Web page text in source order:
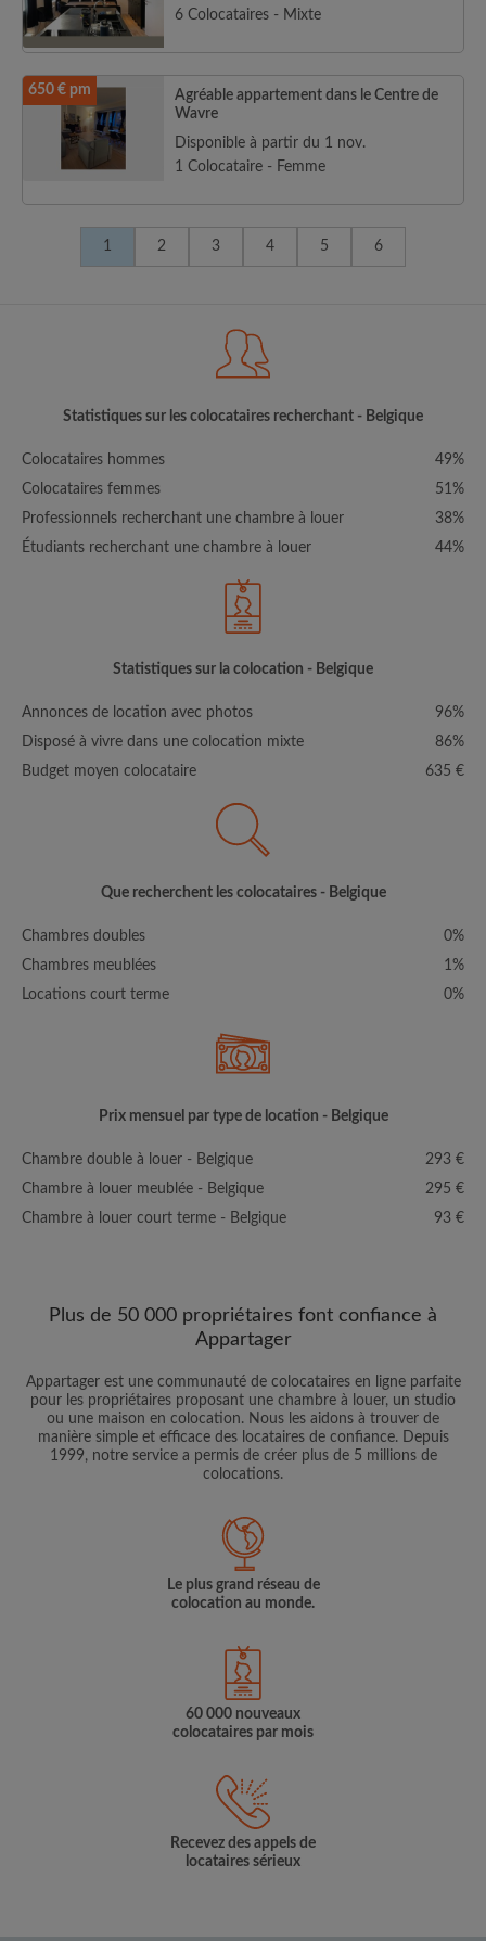
6 Colocataires - Mixte
650 € pm
Agréable appartement dans le Centre de
Wavre
Disponible à partir du 1 nov.
1 Colocataire - Femme
1 2 3 4 5 6
Statistiques sur les colocataires recherchant - Belgique
Colocataires hommes
49%
Colocataires femmes
51%
Professionnels recherchant une chambre à louer
38%
Étudiants recherchant une chambre à louer
44%
Statistiques sur la colocation - Belgique
Annonces de location avec photos
96%
Disposé à vivre dans une colocation mixte
86%
Budget moyen colocataire
635 €
Que recherchent les colocataires - Belgique
Chambres doubles
0%
Chambres meublées
1%
Locations court terme
0%
Prix mensuel par type de location - Belgique
Chambre double à louer - Belgique
293 €
Chambre à louer meublée - Belgique
295 €
Chambre à louer court terme - Belgique
93 €
Plus de 50 000 propriétaires font confiance à
Appartager
Appartager est une communauté de colocataires en ligne parfaite
pour les propriétaires proposant une chambre à louer, un studio
ou une maison en colocation. Nous les aidons à trouver de
manière simple et efficace des locataires de confiance. Depuis
1999, notre service a permis de créer plus de 5 millions de
colocations.
Le plus grand réseau de
colocation au monde.
60 000 nouveaux
colocataires par mois
Recevez des appels de
locataires sérieux